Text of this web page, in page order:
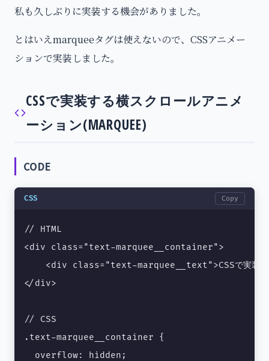
私も久しぶりに実装する機会がありました。
とはいえmarqueeタグは使えないので、CSSアニメー
ションで実装しました。
CSSで実装する横スクロールアニメ
ーション(MARQUEE)
CODE
CSS Copy
// HTML
<div class="text-marquee__container">
<div class="text-marquee__text">CSSで実装す
</div>
// CSS
.text-marquee__container {
  overflow: hidden;